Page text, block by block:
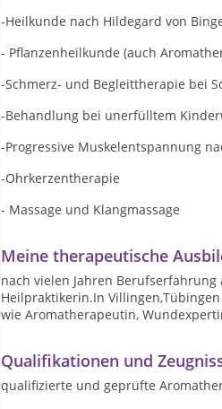
-Heilkunde nach Hildegard von
- Pflanzenheilkunde (auch
-Schmerz- und Begleittherapie bei
-Behandlung bei unerfülltem
-Progressive Muskelentspannung
-Ohrkerzentherapie
- Massage und Klangmassage
Meine therapeutische
nach vielen Jahren
Heilpraktikerin.In
wie Aromatherapeutin,
Qualifikationen und
qualifizierte und geprüfte